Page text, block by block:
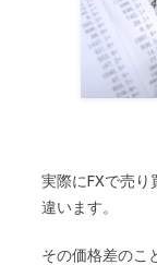
実際にFXで売
違います。
その価格差のこ